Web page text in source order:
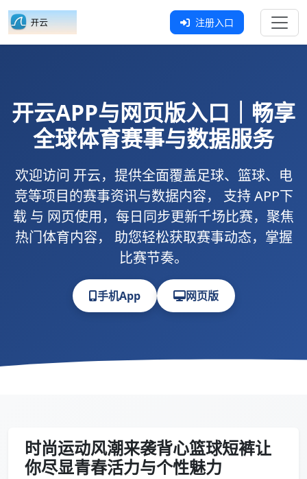
注册入口
开云APP与网页版入口｜畅享
全球体育赛事与数据服务
欢迎访问 开云，提供全面覆盖足球、篮球、电
竞等项目的赛事资讯与数据内容， 支持APP下
载 与 网页使用，每日同步更新千场比赛，聚焦
热门体育内容， 助您轻松获取赛事动态，掌握
比赛节奏。
手机App 网页版
时尚运动风潮来袭背心篮球短裤让
你尽显青春活力与个性魅力